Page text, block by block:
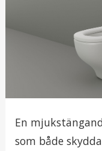
En
som både